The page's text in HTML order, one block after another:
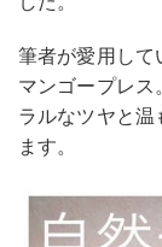
筆者が愛用し
マンゴープレ
ラルなツヤと
ます。